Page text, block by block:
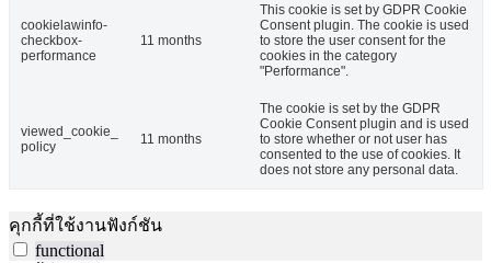
cookielawinfo-
checkbox-
performance
11 months
This cookie is set by GDPR Cookie
Consent plugin. The cookie is used
to store the user consent for the
cookies in the category
"Performance".
viewed_cookie_
policy
11 months
The cookie is set by the GDPR
Cookie Consent plugin and is used
to store whether or not user has
consented to the use of cookies. It
does not store any personal data.
คุกกี้ที่ใช้งานฟังก์ชัน
functional